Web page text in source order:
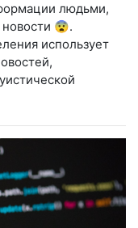
людьми,
😨.
использует